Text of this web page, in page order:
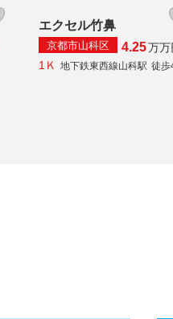
エクセル竹鼻
京都市山科区 4.25万万
1Ｋ
地下鉄東西線山科駅 徒歩